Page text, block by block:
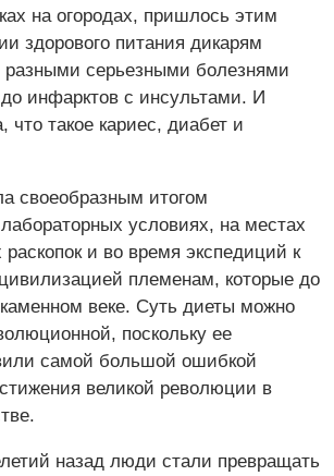
на огородах, пришлось этим
здорового питания дикарям
разными серьезными болезнями
инфарктов с инсультами. И
что такое кариес, диабет и
своеобразным итогом
условиях, на местах
раскопок и во время экспедиций к
племенам, которые до
веке. Суть диеты можно
поскольку ее
самой большой ошибкой
великой революции в
назад люди стали превращать